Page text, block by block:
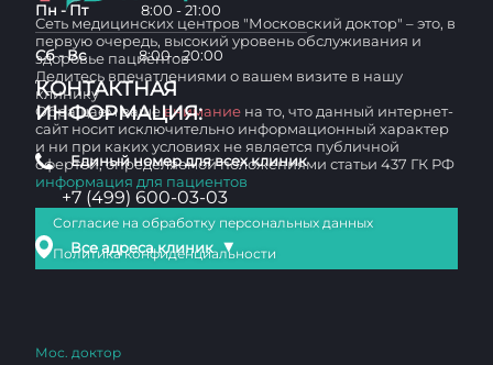
Пн - Пт 8:00 - 21:00
Сб - Вс 8:00 - 20:00
КОНТАКТНАЯ
ИНФОРМАЦИЯ:
Единый номер для всех клиник
+7 (499) 600-03-03
Все адреса клиник ▼
Сеть медицинских центров "Московский доктор" – это, в
первую очередь, высокий уровень обслуживания и
здоровье пациентов
Делитесь впечатлениями о вашем визите в нашу
клинику
Обращаем вашевнимание на то, что данный интернет-
сайт носит исключительно информационный характер
и ни при каких условиях не является публичной
офертой, определяемой положениями статьи 437 ГК РФ
информация для пациентов
Согласие на обработку персональных данных
Политика конфиденциальности
Мос. доктор